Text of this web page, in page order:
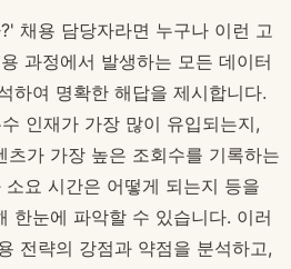
채용 담당자라면 누구나 이런 고
과정에서 발생하는 모든 데이터
하여 명확한 해답을 제시합니다.
인재가 가장 많이 유입되는지,
츠가 가장 높은 조회수를 기록하는
요 시간은 어떻게 되는지 등을
한눈에 파악할 수 있습니다. 이러
전략의 강점과 약점을 분석하고,